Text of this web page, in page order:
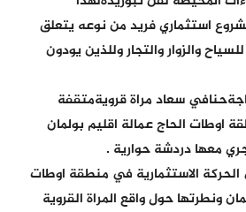
استثماري فريد من نوعه يتعلق
والزوار والتجار وللذين يودون
سعاد مراة قرويةمتقفة
اوطات الحاج عمالة اقليم بولمان
معها دردشة حوارية .
الاستثمارية في منطقة اوطات
ونطرتها حول واقع المراة القروية